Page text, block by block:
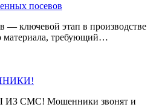
посевов
— ключевой этап в производстве
материала, требующий…
СМС! Мошенники звонят и